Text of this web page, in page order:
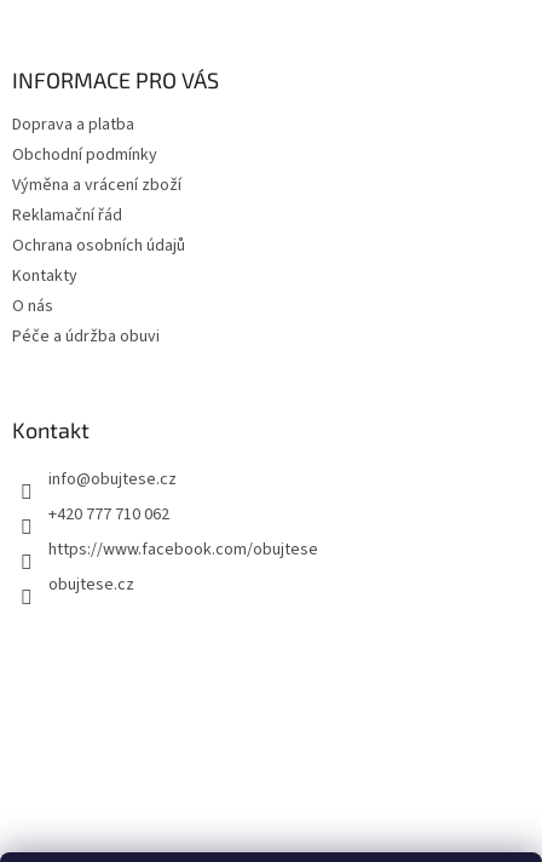
INFORMACE PRO VÁS
Doprava a platba
Obchodní podmínky
Výměna a vrácení zboží
Reklamační řád
Ochrana osobních údajů
Kontakty
O nás
Péče a údržba obuvi
Kontakt
info@obujtese.cz
+420 777 710 062
https://www.facebook.com/obujtese
obujtese.cz